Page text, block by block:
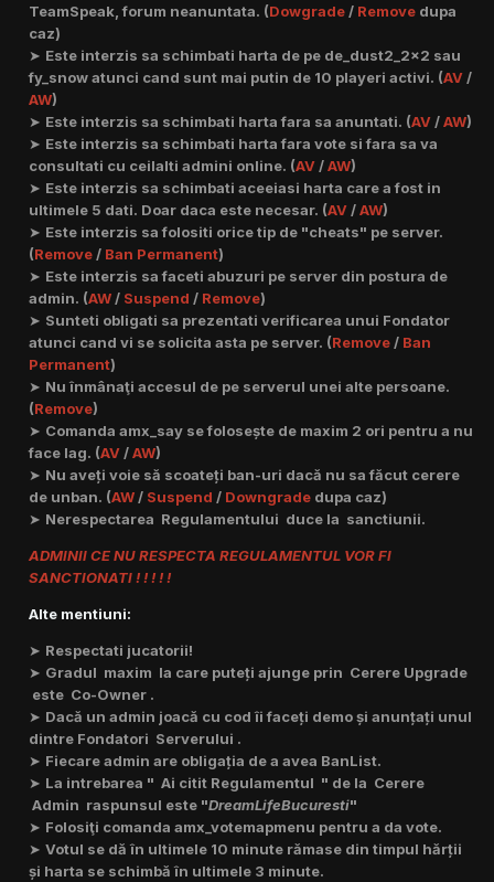
TeamSpeak, forum neanuntata. (Dowgrade/ Remove dupa
caz)
➤ Este interzis sa schimbati harta de pe de_dust2_2x2 sau
fy_snow atunci cand sunt mai putin de 10 playeri activi. (AV/
AW)
➤ Este interzis sa schimbati harta fara sa anuntati. (AV/AW)
➤ Este interzis sa schimbati harta fara vote si fara sa va
consultati cu ceilalti admini online. (AV/AW)
➤ Este interzis sa schimbati aceeiasi harta care a fost in
ultimele 5 dati. Doar daca este necesar. (AV/AW)
➤ Este interzis sa folositi orice tip de "cheats" pe server.
(Remove/ Ban Permanent)
➤ Este interzis sa faceti abuzuri pe server din postura de
admin. (AW/ Suspend / Remove)
➤ Sunteti obligati sa prezentati verificarea unui Fondator
atunci cand vi se solicita asta pe server. (Remove/ Ban
Permanent)
➤ Nu înmânaţi accesul de pe serverul unei alte persoane.
(Remove)
➤ Comanda amx_say se folosește de maxim 2 ori pentru a nu
face lag. (AV/AW)
➤ Nu aveți voie să scoateți ban-uri dacă nu sa făcut cerere
de unban. (AW/ Suspend / Downgrade dupa caz)
➤ Nerespectarea Regulamentului duce la sanctiunii.
ADMINII CE NU RESPECTA REGULAMENTUL VOR FI
SANCTIONATI ! ! ! ! !
Alte mentiuni:
➤ Respectati jucatorii!
➤ Gradul maxim la care puteți ajunge prin Cerere Upgrade
este Co-Owner .
➤ Dacă un admin joacă cu cod îi faceți demo și anunțați unul
dintre Fondatori Serverului .
➤ Fiecare admin are obligația de a avea BanList.
➤ La intrebarea " Ai citit Regulamentul " de la Cerere
Admin raspunsul este "DreamLifeBucuresti"
➤ Folosiţi comanda amx_votemapmenu pentru a da vote.
➤ Votul se dă în ultimele 10 minute rămase din timpul hărții
și harta se schimbă în ultimele 3 minute.